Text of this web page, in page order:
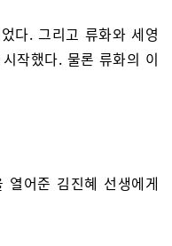
다. 그리고 류화와 세영
작했다. 물론 류화의 이
열어준 김진혜 선생에게